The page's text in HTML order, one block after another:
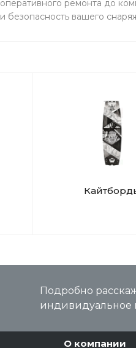
оперативного ремонта до
и безопасность вашего
Подробно
индивидуальное
О компании